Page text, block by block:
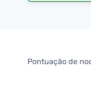
Pontuação de